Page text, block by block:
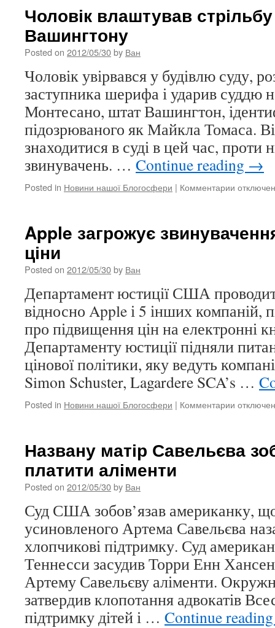
в
24
поранені
Чоловік влаштував
Вашингтону
Posted on 2012/05/30by Ван
Чоловік увірвався у будівлю суду,
заступника шерифа і ударив суддю
Монтесано, штат Вашингтон,
підозрюваного як Майкла Томаса.
знаходитися в суді в цей час, проти
звинувачень. … Continue reading →
Posted in Новини нашої Блогосфери | Комментарии к
стрільбу
Apple загрожує
ціни
Posted on 2012/05/30by Ван
Департамент юстиції США
відносно Apple і 5 інших компаній,
про підвищення цін на електронні
Департаменту юстиції підняли
цінової політики, яку ведуть
Simon Schuster, Lagardere SCA’s …
Posted in Новини нашої Блогосфери | Комментарии к
Названу матір Савельєва
платити аліменти
Posted on 2012/05/30by Ван
Суд США зобов’язав американку, що
усиновленого Артема Савельєва
хлопчикові підтримку. Суд
Теннесси засудив Торри Енн
Артему Савельєву аліменти.
затвердив клопотання адвокатів
підтримку дітей і … Continue